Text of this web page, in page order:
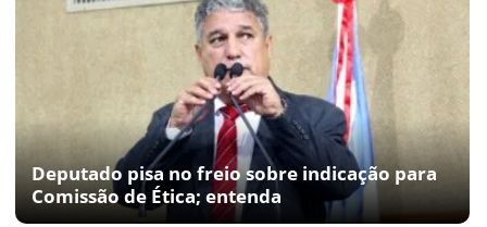
Deputado pisa no freio sobre indicação para
Comissão de Ética; entenda